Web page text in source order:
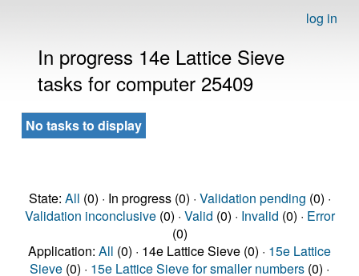
log in
In progress 14e Lattice Sieve
tasks for computer 25409
No tasks to display
State: All (0) · In progress (0) · Validation pending (0) ·
Validation inconclusive(0) · Valid (0) · Invalid (0) · Error
(0)
Application: All (0) · 14e Lattice Sieve (0) · 15e Lattice
Sieve (0) · 15e Lattice Sieve for smaller numbers (0) ·